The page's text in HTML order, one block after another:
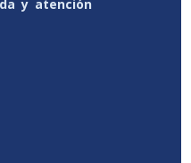
y atención